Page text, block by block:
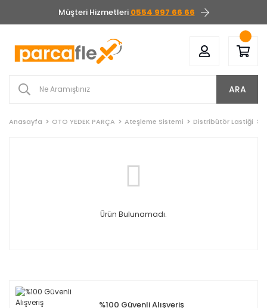
Müşteri Hizmetleri 0554 997 66 66
ARA
Anasayfa OTO YEDEK PARÇA Ateşleme Sistemi Distribütör Lastiği
Ürün Bulunamadı.
%100 Güvenli Alışveriş